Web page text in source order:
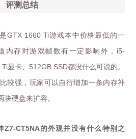
评测总结
是GTX 1660 Ti游戏本中价格最低的一
内存对游戏帧数有一定影响外， i5-
Ti显卡、 512GB SSD都没什么可说的。
较强，玩家可以自行增加一条内存补
硬盘来扩容。
Z7-CT5NA的外观并没有什么特别之